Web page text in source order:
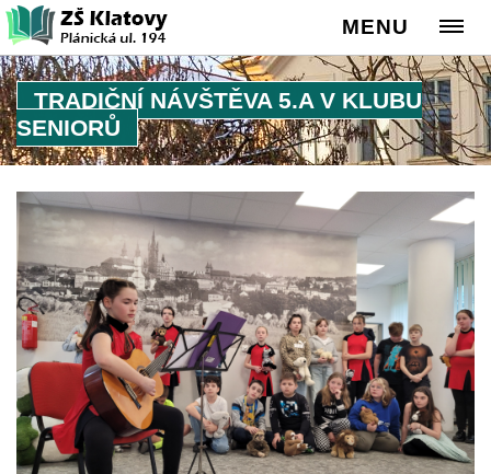
MENU
TRADIČNÍ NÁVŠTĚVA 5.A V KLUBU
SENIORŮ